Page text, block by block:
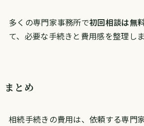
多くの専門家事務所で初回相談は無
て、必要な手続きと費用感を整理しま
まとめ
相続手続きの費用は、依頼する専門